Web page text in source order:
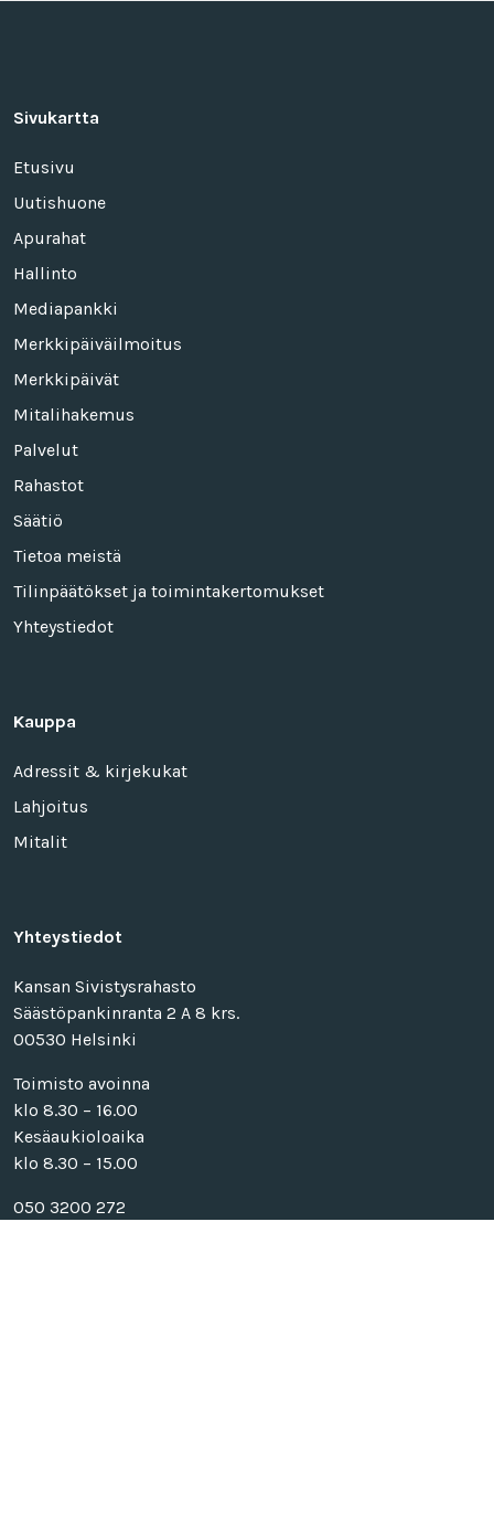
Sivukartta
Etusivu
Uutishuone
Apurahat
Hallinto
Mediapankki
Merkkipäiväilmoitus
Merkkipäivät
Mitalihakemus
Palvelut
Rahastot
Säätiö
Tietoa meistä
Tilinpäätökset ja toimintakertomukset
Yhteystiedot
Kauppa
Adressit & kirjekukat
Lahjoitus
Mitalit
Yhteystiedot
Kansan Sivistysrahasto
Säästöpankinranta 2 A 8 krs.
00530 Helsinki
Toimisto avoinna
klo 8.30 – 16.00
Kesäaukioloaika
klo 8.30 – 15.00
050 3200 272